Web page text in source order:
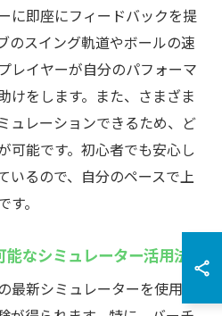
に即座にフィードバックを提
のスイング軌道やボールの速
レイヤーが自分のパフォーマ
けをします。また、さまざま
ュレーションできるため、ど
可能です。初心者でも安心し
いるので、自分のペースで上
。
なシミュレーター活用法
新シミュレーターを使用す